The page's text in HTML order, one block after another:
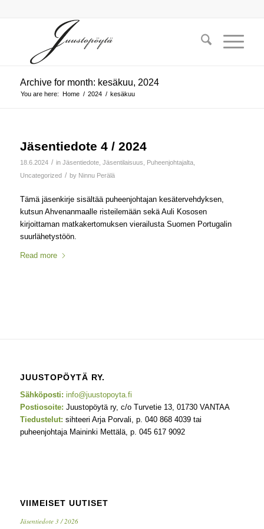
Archive for month: kesäkuu, 2024
You are here: Home / 2024 / kesäkuu
Jäsentiedote 4 / 2024
18.6.2024 / in Jäsentiedote, Jäsentilaisuus Puheenjohtajalta,
Uncategorized / by Ninnu Perälä
Tämä jäsenkirje sisältää puheenjohtajan kesätervehdyksen,
kutsun Ahvenanmaalle risteilemään sekä Auli Kososen
kirjoittaman matkakertomuksen vierailusta Suomen Portugalin
suurlähetystöön.
Read more
JUUSTOPÖYTÄ RY.
Sähköposti: info@juustopoyta.fi
Postiosoite: Juustopöytä ry, c/o Turvetie 13, 01730 VANTAA
Tiedustelut: sihteeri Arja Porvali, p. 040 868 4039 tai
puheenjohtaja Maininki Mettälä, p. 045 617 9092
VIIMEISET UUTISET
Jäsentiedote 3 / 2026